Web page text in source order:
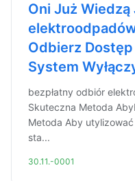
Oni Już
Odbierz Dostęp
System
bezpłatny odbiór
Skuteczna Metoda
Metoda Aby
sta...
30.11.-0001